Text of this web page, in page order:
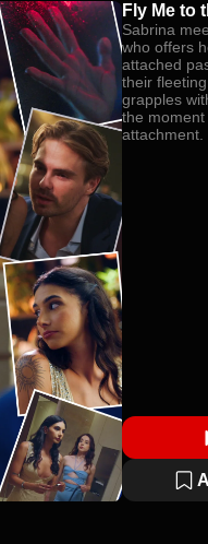
Fly Me to
Sabrina
who offers
attached
their
grapples
the
attachment.